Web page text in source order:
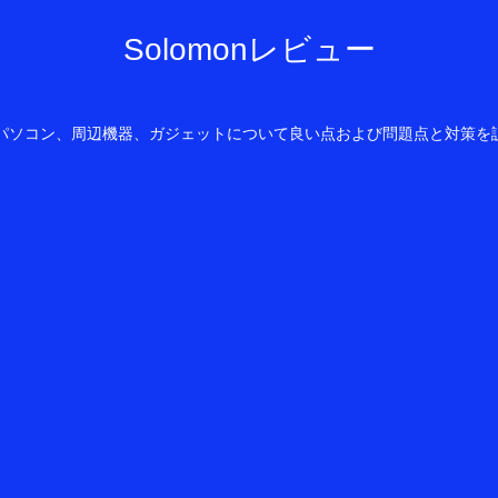
Solomonレビュー
ソコン、周辺機器、ガジェットについて良い点および問題点と対策を